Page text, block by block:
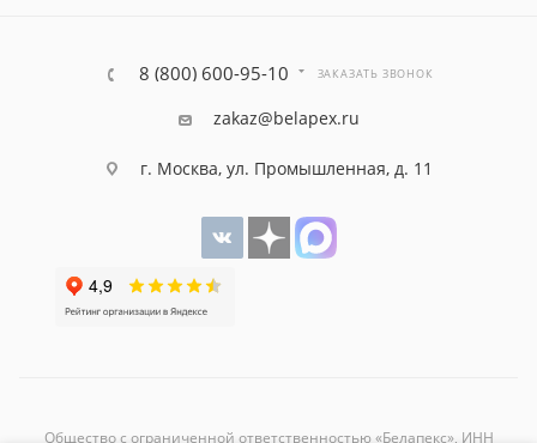
8 (800) 600-95-10 ЗАКАЗАТЬ ЗВОНОК
zakaz@belapex.ru
г. Москва, ул. Промышленная, д. 11
Общество с ограниченной ответственностью «Белапекс», ИНН